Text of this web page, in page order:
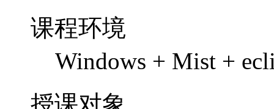
对区块链技术感兴
化的应用感兴趣的
收获预期